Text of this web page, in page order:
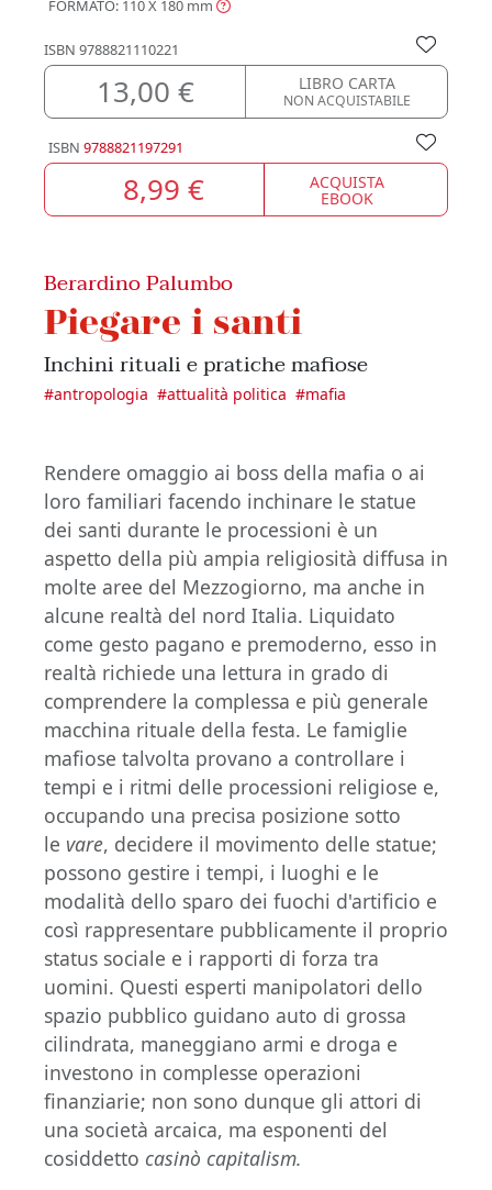
FORMATO: 110 X 180 mm
ISBN 9788821110221
13,00 € LIBRO CARTA
NON ACQUISTABILE
ISBN 9788821197291
8,99 € ACQUISTA
EBOOK
Berardino Palumbo
Piegare i santi
Inchini rituali e pratiche mafiose
#antropologia #attualità politica #mafia
Rendere omaggio ai boss della mafia o ai
loro familiari facendo inchinare le statue
dei santi durante le processioni è un
aspetto della più ampia religiosità diffusa in
molte aree del Mezzogiorno, ma anche in
alcune realtà del nord Italia. Liquidato
come gesto pagano e premoderno, esso in
realtà richiede una lettura in grado di
comprendere la complessa e più generale
macchina rituale della festa. Le famiglie
mafiose talvolta provano a controllare i
tempi e i ritmi delle processioni religiose e,
occupando una precisa posizione sotto
le vare, decidere il movimento delle statue;
possono gestire i tempi, i luoghi e le
modalità dello sparo dei fuochi d'artificio e
così rappresentare pubblicamente il proprio
status sociale e i rapporti di forza tra
uomini. Questi esperti manipolatori dello
spazio pubblico guidano auto di grossa
cilindrata, maneggiano armi e droga e
investono in complesse operazioni
finanziarie; non sono dunque gli attori di
una società arcaica, ma esponenti del
cosiddetto casinò capitalism.